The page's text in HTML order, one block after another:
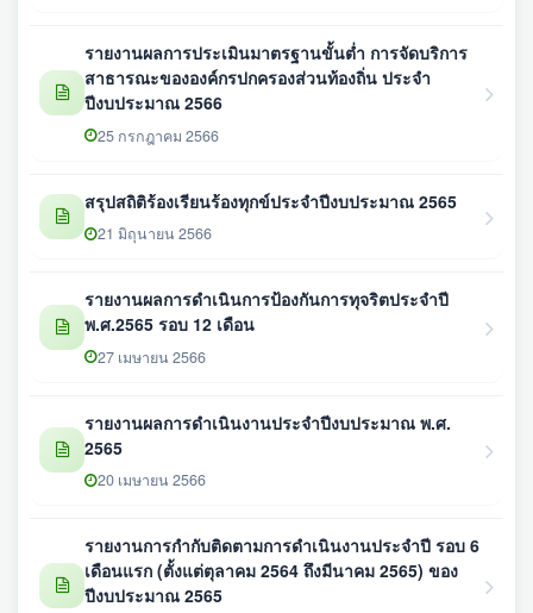
รายงานผลการประเมินมาตรฐานขั้นต่ำ การจัดบริการ
สาธารณะขององค์กรปกครองส่วนท้องถิ่น ประจำ
ปีงบประมาณ 2566
25 กรกฎาคม 2566
สรุปสถิติร้องเรียนร้องทุกข์ประจำปีงบประมาณ 2565
21 มิถุนายน 2566
รายงานผลการดำเนินการป้องกันการทุจริตประจำปี
พ.ศ.2565 รอบ 12 เดือน
27 เมษายน 2566
รายงานผลการดำเนินงานประจำปีงบประมาณ พ.ศ.
2565
20 เมษายน 2566
รายงานการกำกับติดตามการดำเนินงานประจำปี รอบ 6
เดือนแรก (ตั้งแต่ตุลาคม 2564 ถึงมีนาคม 2565) ของ
ปีงบประมาณ 2565